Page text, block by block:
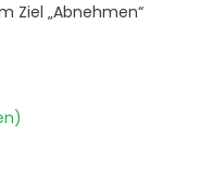
Ziel „Abnehmen“